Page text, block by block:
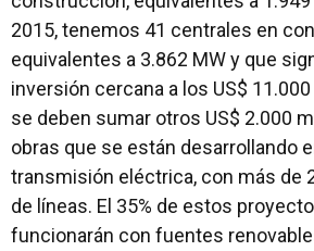
2015, tenemos 41 centrales en
equivalentes a 3.862 MW y que
inversión cercana a los US$
se deben sumar otros US$ 2.000
obras que se están desarrollando
transmisión eléctrica, con más de
de líneas. El 35% de estos
funcionarán con fuentes